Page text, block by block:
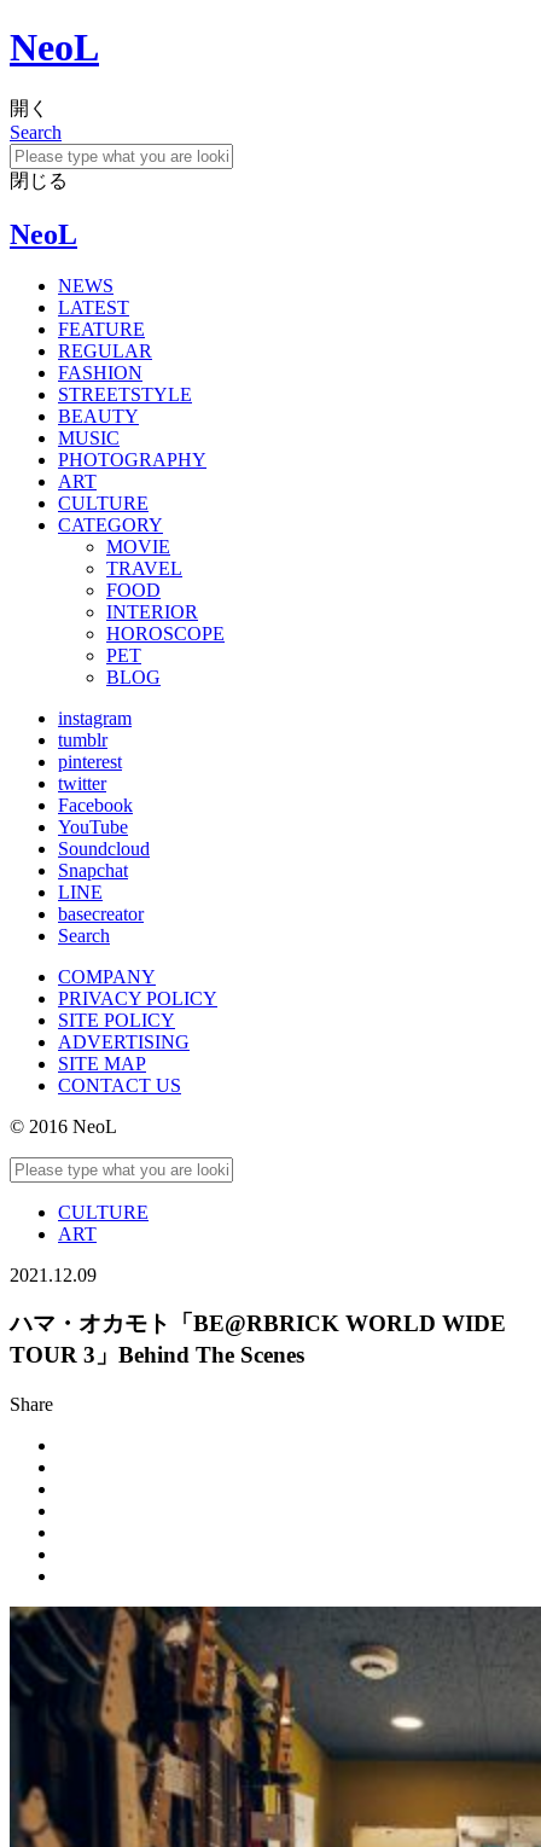
NeoL
開く
Search
閉じる
NeoL
NEWS
LATEST
FEATURE
REGULAR
FASHION
STREETSTYLE
BEAUTY
MUSIC
PHOTOGRAPHY
ART
CULTURE
CATEGORY
MOVIE
TRAVEL
FOOD
INTERIOR
HOROSCOPE
PET
BLOG
instagram
tumblr
pinterest
twitter
Facebook
YouTube
Soundcloud
Snapchat
LINE
basecreator
Search
COMPANY
PRIVACY POLICY
SITE POLICY
ADVERTISING
SITE MAP
CONTACT US
© 2016 NeoL
CULTURE
ART
2021.12.09
ハマ・オカモト「BE@RBRICK WORLD WIDE
TOUR 3」Behind The Scenes
Share